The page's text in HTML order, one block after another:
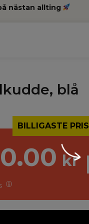
nästan allting
blå
BILLIGASTE PRIS
kr